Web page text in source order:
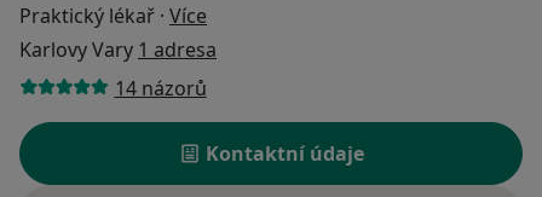
Praktický lékař · Více
Karlovy Vary 1 adresa
14 názorů
Kontaktní údaje